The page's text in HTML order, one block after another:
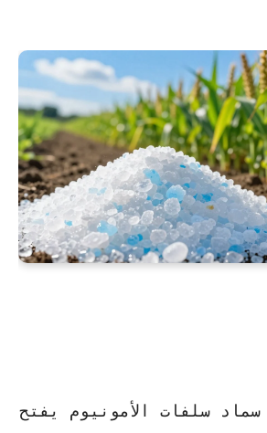
سماد سلفات الأمونيوم يفتح